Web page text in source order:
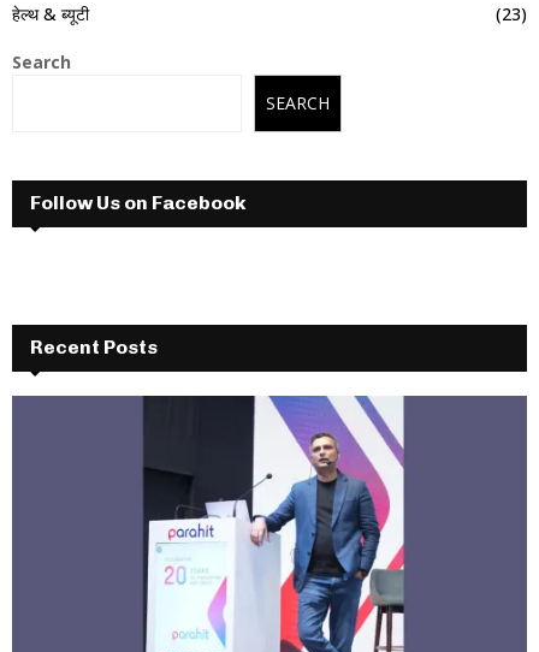
हेल्थ & ब्यूटी
(23)
Search
SEARCH
Follow Us on Facebook
Recent Posts